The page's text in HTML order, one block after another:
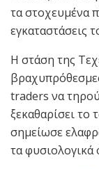
τα στοχευμένα
εγκαταστάσεις
Η στάση της
traders να
ξεκαθαρίσει το
σημείωσε
τα φυσιολογικά